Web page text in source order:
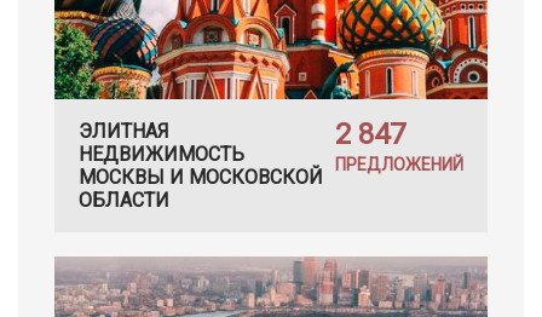
ЭЛИТНАЯ
НЕДВИЖИМОСТЬ
МОСКВЫ И МОСКОВСКОЙ
ОБЛАСТИ
2 847
ПРЕДЛОЖЕНИЙ